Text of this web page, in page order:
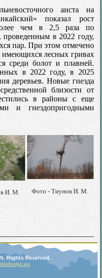
аиста на
показал рост
чем в 2,5 раза по
в 2022 году,
пар. При этом отмечено
имеющихся лесных гривах
среди болот и плавней.
в 2022 году, в 2025
деревьев. Новые гнезда
близости от
в районы с еще
и гнездопригодными
И. М. Фото - Тиунов И. М.
. Rights Reserved.